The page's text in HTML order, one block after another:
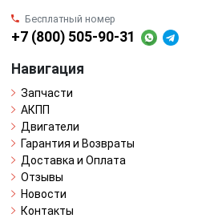
Бесплатный номер
+7 (800) 505-90-31
Навигация
Запчасти
АКПП
Двигатели
Гарантия и Возвраты
Доставка и Оплата
Отзывы
Новости
Контакты